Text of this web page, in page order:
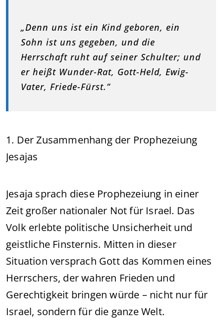
„Denn uns ist ein Kind geboren, ein
Sohn ist uns gegeben, und die
Herrschaft ruht auf seiner Schulter; und
er heißt Wunder-Rat, Gott-Held, Ewig-
Vater, Friede-Fürst.“
1. Der Zusammenhang der Prophezeiung
Jesajas
Jesaja sprach diese Prophezeiung in einer
Zeit großer nationaler Not für Israel. Das
Volk erlebte politische Unsicherheit und
geistliche Finsternis. Mitten in dieser
Situation versprach Gott das Kommen eines
Herrschers, der wahren Frieden und
Gerechtigkeit bringen würde – nicht nur für
Israel, sondern für die ganze Welt.